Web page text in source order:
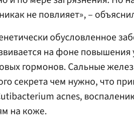
не повлияет», –
обусловленное
на фоне повышения
гормонов. Сальные
секрета чем нужно, что
acnes,
на коже.